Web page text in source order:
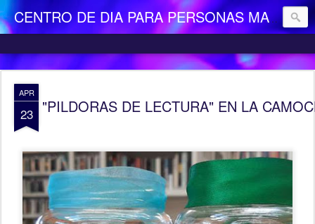
CENTRO DE DIA PARA PERSONAS MAYORES DEPENDIENTES "LA CAMOCHA"
APR
23 "PILDORAS DE LECTURA" EN LA